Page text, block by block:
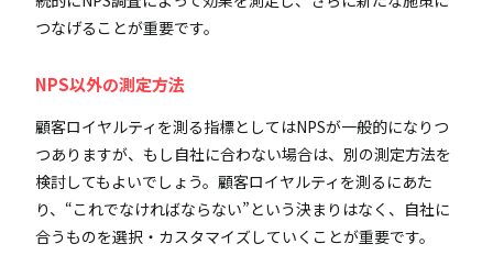
つなげることが重要です。
NPS以外の測定方法
顧客ロイヤルティを測る指標としてはNPSが一般的になりつ
つありますが、もし自社に合わない場合は、別の測定方法を
検討してもよいでしょう。顧客ロイヤルティを測るにあた
り、“これでなければならない”という決まりはなく、自社に
合うものを選択・カスタマイズしていくことが重要です。